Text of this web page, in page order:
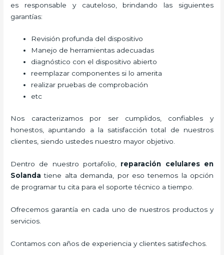
es responsable y cauteloso, brindando las siguientes
garantías:
Revisión profunda del dispositivo
Manejo de herramientas adecuadas
diagnóstico con el dispositivo abierto
reemplazar componentes si lo amerita
realizar pruebas de comprobación
etc
Nos caracterizamos por ser cumplidos, confiables y
honestos, apuntando a la satisfacción total de nuestros
clientes, siendo ustedes nuestro mayor objetivo.
Dentro de nuestro portafolio, reparación celulares en
Solanda tiene alta demanda, por eso tenemos la opción
de programar tu cita para el soporte técnico a tiempo.
Ofrecemos garantía en cada uno de nuestros productos y
servicios.
Contamos con años de experiencia y clientes satisfechos.